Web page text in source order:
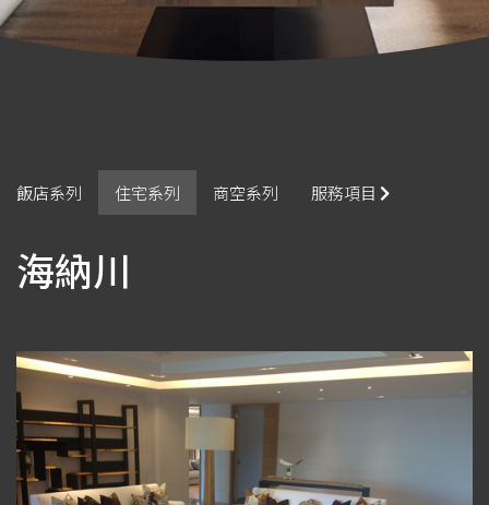
飯店系列 住宅系列 商空系列 服務項目
海納川